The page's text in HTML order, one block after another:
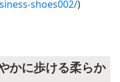
shoes002/)
かに歩ける柔らか